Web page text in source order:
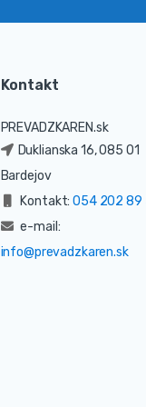
Kontakt
PREVADZKAREN.sk
Duklianska 16, 085 01
Bardejov
Kontakt:054 202 89
e-mail:
info@prevadzkaren.sk